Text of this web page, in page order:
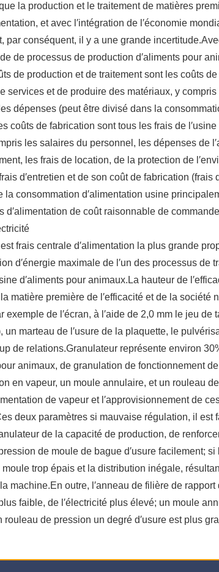
la production et le traitement de matières
et avec l′intégration de l′économie
par conséquent, il y a une grande
de processus de production d′aliments pour
de production et de traitement sont les coûts
services et de produire des matériaux, y
dépenses (peut être divisé dans la
coûts de fabrication sont tous les frais de
les salaires du personnel, les dépenses de
les frais de location, de la protection de
d′entretien et de son coût de fabrication
la consommation d′alimentation usine
d′alimentation de coût raisonnable de
est frais centrale d′alimentation la plus grande
d′énergie maximale de l′un des processus
d′aliments pour animaux.La hauteur de
matière première de l′efficacité et de la
exemple de l′écran, à l′aide de 2,0 mm le jeu
un marteau de l′usure de la plaquette, le
de relations.Granulateur représente environ
animaux, de granulation de fonctionnement
en vapeur, un moule annulaire, et un rouleau
de vapeur et l′approvisionnement de
deux paramètres si mauvaise régulation, il
de la capacité de production, de
de moule de bague d′usure facilement;
moule trop épais et la distribution inégale,
machine.En outre, l′anneau de filière de
faible, de l′électricité plus élevé; un moule
rouleau de pression un degré d′usure est plus